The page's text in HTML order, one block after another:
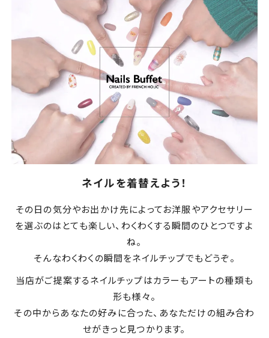
ネイルを着替えよう！
その日の気分やお出かけ先によってお洋服やアクセサリー
を選ぶのはとても楽しい、わくわくする瞬間のひとつですよ
ね。
そんなわくわくの瞬間をネイルチップでもどうぞ。
当店がご提案するネイルチップはカラーもアートの種類も
形も様々。
その中からあなたの好みに合った、あなただけの組み合わ
せがきっと見つかります。